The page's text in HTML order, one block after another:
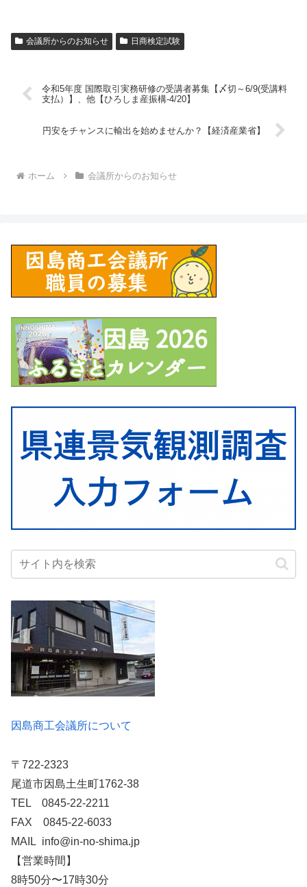
会議所からのお知らせ 日商検定試験
令和5年度 国際取引実務研修の受講者募集【〆切～6/9(受講料
支払）】、他【ひろしま産振構-4/20】
円安をチャンスに輸出を始めませんか？【経済産業省】
ホーム 会議所からのお知らせ
因島商工会議所について
〒722-2323
尾道市因島土生町1762-38
TEL 0845-22-2211
FAX 0845-22-6033
MAIL info@in-no-shima.jp
【営業時間】
8時50分〜17時30分